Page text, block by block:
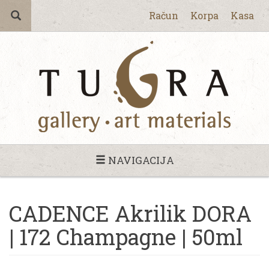
Račun Korpa Kasa
NAVIGACIJA
CADENCE Akrilik DORA
| 172 Champagne | 50ml